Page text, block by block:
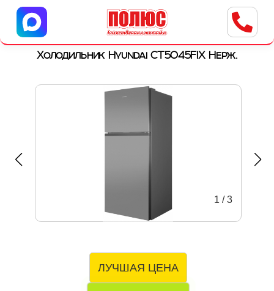
Центр бытовой техники
г. Ульяновск, ул. Пушкарева, 8a
Холодильник Hyundai CT5045FIX Нерж.
1 /3
ЛУЧШАЯ ЦЕНА